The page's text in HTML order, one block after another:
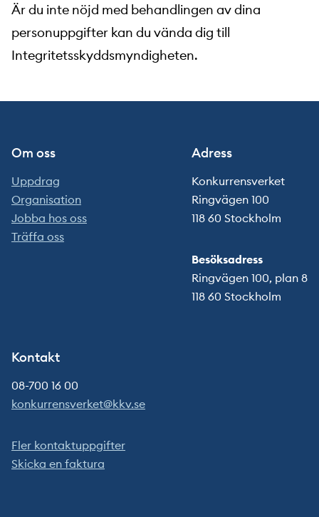
Är du inte nöjd med behandlingen av dina
personuppgifter kan du vända dig till
Integritetsskyddsmyndigheten.
Om oss
Uppdrag
Organisation
Jobba hos oss
Träffa oss
Adress
Konkurrensverket
Ringvägen 100
118 60 Stockholm
Besöksadress
Ringvägen 100, plan 8
118 60 Stockholm
Kontakt
08-700 16 00
konkurrensverket@kkv.se
Fler kontaktuppgifter
Skicka en faktura